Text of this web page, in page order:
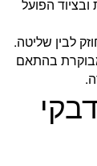
ובציוד הפועל
לבין שליטה.
בהתאם